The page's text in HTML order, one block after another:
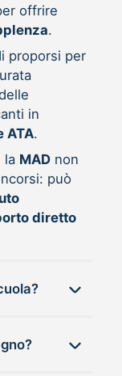
offrire
.
proporsi per
in
ATA.
la MADnon
può
diretto
una MAD a scuola?